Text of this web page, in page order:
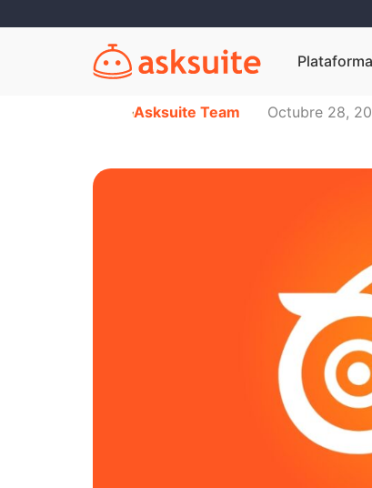
Plataforma
Asksuite Team Octubre 28,